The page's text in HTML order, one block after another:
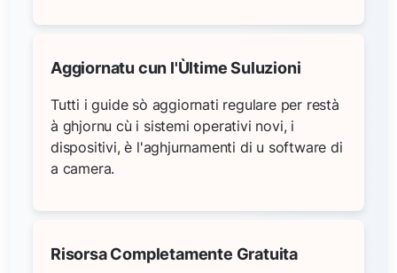
Aggiornatu cun l'Ùltime Suluzioni
Tutti i guide sò aggiornati regulare per restà
à ghjornu cù i sistemi operativi novi, i
dispositivi, è l'aghjurnamenti di u software di
a camera.
Risorsa Completamente Gratuita